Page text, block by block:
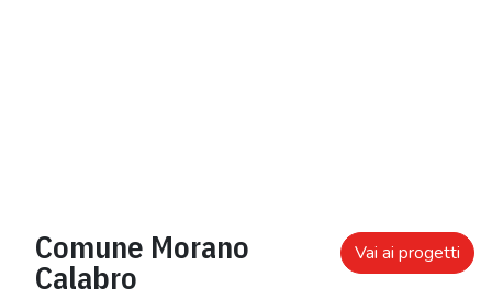
Comune Morano
Calabro
Vai ai progetti